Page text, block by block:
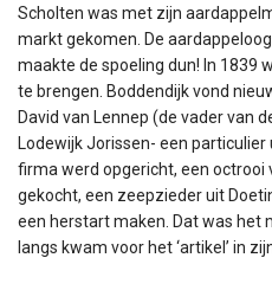
Scholten was met zijn
markt gekomen. De
maakte de spoeling dun! In 1839
te brengen. Boddendijk vond
David van Lennep (de vader van
Lodewijk Jorissen- een
firma werd opgericht, een octrooi
gekocht, een zeepzieder uit
een herstart maken. Dat was het
langs kwam voor het ‘artikel’ in